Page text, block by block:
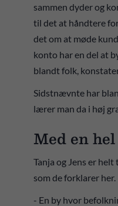
sammen dyder og
til det at håndtere
det om at møde
konto har en del at
blandt folk,
Sidstnævnte har
lærer man da i høj
Med en
Tanja og Jens er
som de forklarer her.
- En by hvor